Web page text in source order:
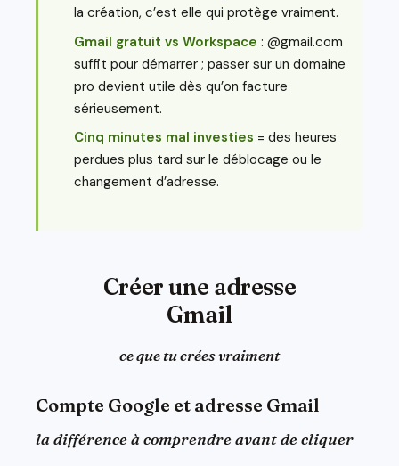
la création, c’est elle qui protège vraiment.
Gmail gratuit vs Workspace : @gmail.com
suffit pour démarrer ; passer sur un domaine
pro devient utile dès qu’on facture
sérieusement.
Cinq minutes mal investies = des heures
perdues plus tard sur le déblocage ou le
changement d’adresse.
Créer une adresse
Gmail
ce que tu crées vraiment
Compte Google et adresse Gmail
la différence à comprendre avant de cliquer